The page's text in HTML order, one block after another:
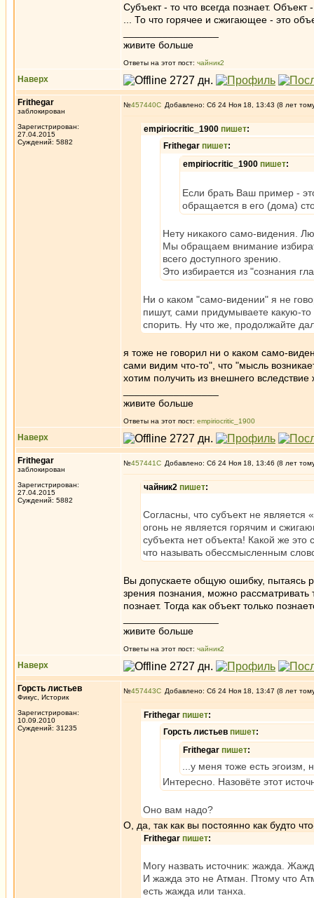
Субъект - то что всегда познает. Объект
... То что горячее и сжигающее - это
живите больше
Ответы на этот пост: чайник2
Наверх
Frithegar
заблокирован
Зарегистрирован:
27.04.2015
Суждений: 5882
№457440 Добавлено: Сб 24 Ноя 18, 13:43 (8 лет
empiriocritic_1900 пишет:
Frithegar пишет:
empiriocritic_1900 пишет:
Если брать Ваш пример -
обращается в его (дома)
Нету никакого само-видения.
Мы обращаем внимание
всего доступного зрению.
Это избирается из "сознания
Ни о каком "само-видении" я не
пишут, сами придумываете какую-
спорить. Ну что же, продолжайте
я тоже не говорил ни о каком само-
сами видим что-то", что "мысль
хотим получить из внешнего
живите больше
Ответы на этот пост: empiriocritic_1900
Наверх
Frithegar
заблокирован
Зарегистрирован:
27.04.2015
Суждений: 5882
№457441 Добавлено: Сб 24 Ноя 18, 13:46 (8 лет
чайник2 пишет:
Согласны, что субъект не является
огонь не является горячим и
субъекта нет объекта! Какой же это
что называть обессмысленным
Вы допускаете общую ошибку, пытаясь
зрения познания, можно рассматривать
познает. Тогда как объект только
живите больше
Ответы на этот пост: чайник2
Наверх
Горсть листьев
Фикус, Историк
Зарегистрирован:
10.09.2010
Суждений: 31235
№457443 Добавлено: Сб 24 Ноя 18, 13:47 (8 лет
Frithegar пишет:
Горсть листьев пишет:
Frithegar пишет:
...у меня тоже есть
Интересно. Назовёте этот
Оно вам надо?
О, да, так как вы постоянно как будто
Frithegar пишет:
Могу назвать источник: жажда.
И жажда это не Атман. Птому что
есть жажда или танха.